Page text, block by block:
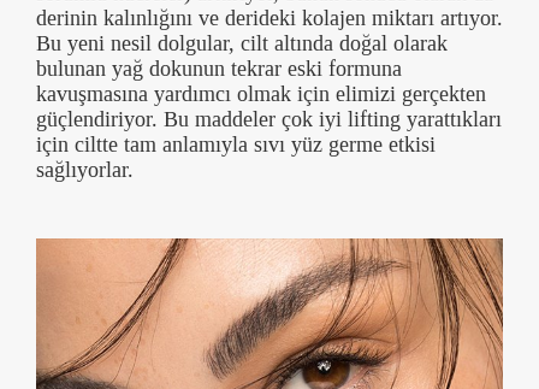
derinin kalınlığını ve derideki kolajen miktarı artıyor.
Bu yeni nesil dolgular, cilt altında doğal olarak
bulunan yağ dokunun tekrar eski formuna
kavuşmasına yardımcı olmak için elimizi gerçekten
güçlendiriyor. Bu maddeler çok iyi lifting yarattıkları
için ciltte tam anlamıyla sıvı yüz germe etkisi
sağlıyorlar.